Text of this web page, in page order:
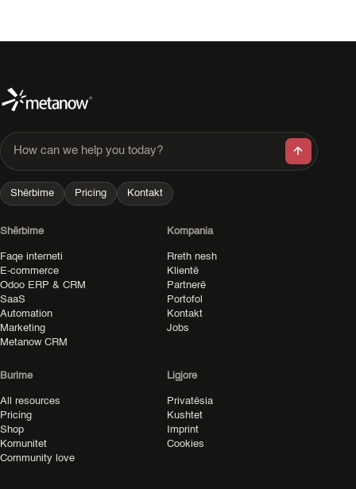
How can we help you today?
Shërbime Pricing Kontakt
Shërbime
Faqe interneti
E-commerce
Odoo ERP & CRM
SaaS
Automation
Marketing
Metanow CRM
Kompania
Rreth nesh
Klientë
Partnerë
Portofol
Kontakt
Jobs
Burime
All resources
Pricing
Shop
Komunitet
Community love
Ligjore
Privatësia
Kushtet
Imprint
Cookies